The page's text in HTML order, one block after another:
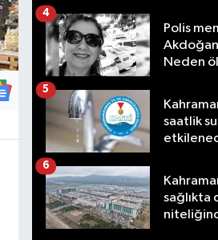
Polis
Neden
4
saatlik
5
sağlıkta
6